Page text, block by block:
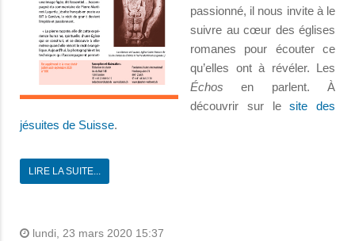
passionné, il nous invite à le
suivre au cœur des églises
romanes pour écouter ce
qu’elles ont à révéler. Les
Échos en parlent. À
découvrir sur lesite des
jésuites de Suisse.
LIRE LA SUITE...
lundi, 23 mars 2020 15:37